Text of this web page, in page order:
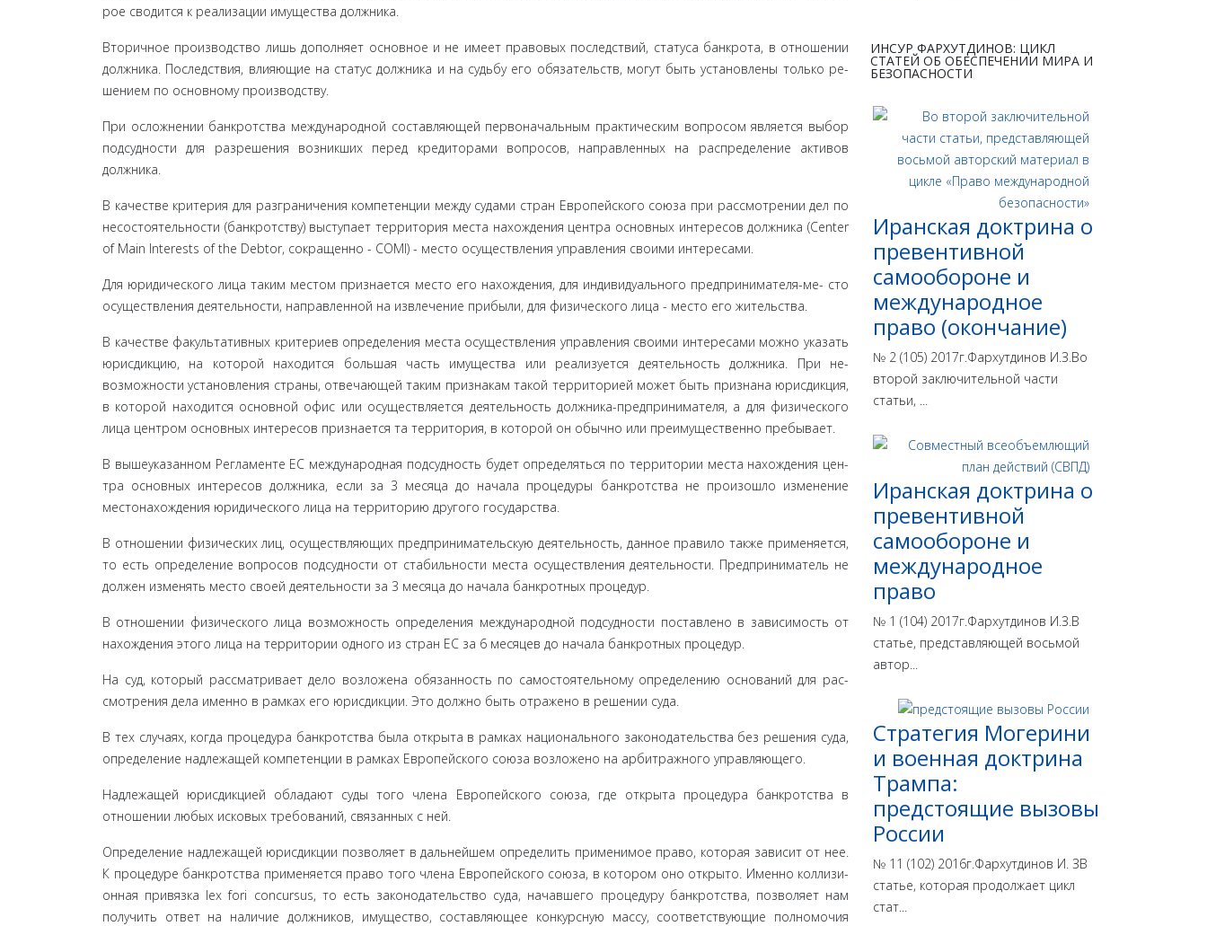
рое сводится к реализации имущества должника.
Вторичное производство лишь дополняет основное и не имеет правовых последствий, статуса банкрота, в отношении
должника. Последствия, влияющие на статус должника и на судьбу его обязательств, могут быть установлены только ре­
шением по основному производству.
При осложнении банкротства международной составляю­щей первоначальным практическим вопросом является выбор
подсудности для разрешения возникших перед кредиторами вопросов, направленных на распределение активов
должника.
В качестве критерия для разграничения компетенции между судами стран Европейского союза при рассмотрении дел по
несостоятельности (банкротству) выступает террито­рия места нахождения центра основных интересов должника (Center
of Main Interests of the Debtor, сокращенно - COMI) - место осуществления управления своими интересами.
Для юридического лица таким местом признается место его нахождения, для индивидуального предпринимателя-ме- сто
осуществления деятельности, направленной на извлечение прибыли, для физического лица - место его жительства.
В качестве факультативных критериев определения ме­ста осуществления управления своими интересами можно указать
юрисдикцию, на которой находится большая часть имущества или реализуется деятельность должника. При не­
возможности установления страны, отвечающей таким при­знакам такой территорией может быть признана юрисдик­ция,
в которой находится основной офис или осуществляется деятельность должника-предпринимателя, а для физическо­го
лица центром основных интересов признается та террито­рия, в которой он обычно или преимущественно пребывает.
В вышеуказанном Регламенте ЕС международная подсуд­ность будет определяться по территории места нахождения цен­
тра основных интересов должника, если за 3 месяца до начала процедуры банкротства не произошло изменение
местонахож­дения юридического лица на территорию другого государства.
В отношении физических лиц, осуществляющих пред­принимательскую деятельность, данное правило также применяется,
то есть определение вопросов подсудности от стабильности места осуществления деятельности. Предпри­ниматель не
должен изменять место своей деятельности за 3 месяца до начала банкротных процедур.
В отношении физического лица возможность определе­ния международной подсудности поставлено в зависимость от
нахождения этого лица на территории одного из стран ЕС за 6 месяцев до начала банкротных процедур.
На суд, который рассматривает дело возложена обязан­ность по самостоятельному определению оснований для рас­
смотрения дела именно в рамках его юрисдикции. Это долж­но быть отражено в решении суда.
В тех случаях, когда процедура банкротства была откры­та в рамках национального законодательства без решения суда,
определение надлежащей компетенции в рамках Евро­пейского союза возложено на арбитражного управляющего.
Надлежащей юрисдикцией обладают суды того члена Европейского союза, где открыта процедура банкротства в
отношении любых исковых требований, связанных с ней.
Определение надлежащей юрисдикции позволяет в даль­нейшем определить применимое право, которая зависит от нее.
К процедуре банкротства применяется право того члена Европейского союза, в котором оно открыто. Именно коллизи­
онная привязка lex fori concursus, то есть законодательство суда, начавшего процедуру банкротства, позволяет нам
получить ответ на наличие должников, имущество, составляющее кон­курсную массу, соответствующие полномочия
ИНСУР ФАРХУТДИНОВ: ЦИКЛ
СТАТЕЙ ОБ ОБЕСПЕЧЕНИИ МИРА И
БЕЗОПАСНОСТИ
Иранская доктрина о
превентивной
самообороне и
международное
право (окончание)
№ 2 (105) 2017г.Фархутдинов И.З.Во
второй заключительной части
статьи, ...
Иранская доктрина о
превентивной
самообороне и
международное
право
№ 1 (104) 2017г.Фархутдинов И.З.В
статье, представляющей восьмой
автор...
Стратегия Могерини
и военная доктрина
Трампа:
предстоящие вызовы
России
№ 11 (102) 2016г.Фархутдинов И. ЗВ
статье, которая продолжает цикл
стат...